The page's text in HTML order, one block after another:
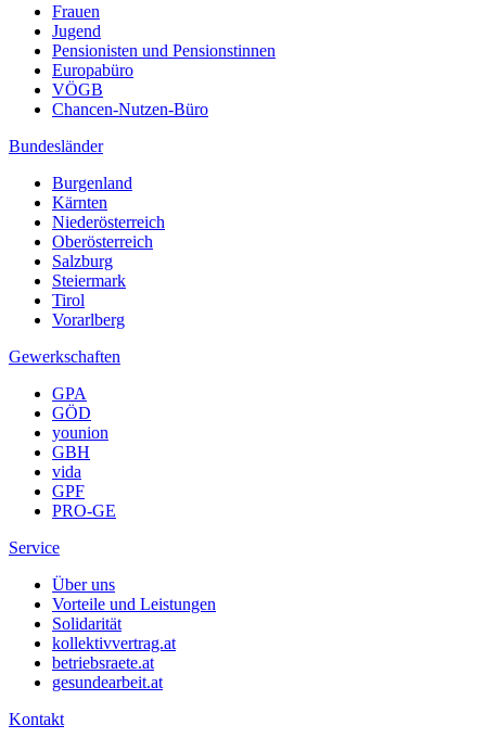
Frauen
Jugend
Pensionisten und Pensionstinnen
Europabüro
VÖGB
Chancen-Nutzen-Büro
Bundesländer
Burgenland
Kärnten
Niederösterreich
Oberösterreich
Salzburg
Steiermark
Tirol
Vorarlberg
Gewerkschaften
GPA
GÖD
younion
GBH
vida
GPF
PRO-GE
Service
Über uns
Vorteile und Leistungen
Solidarität
kollektivvertrag.at
betriebsraete.at
gesundearbeit.at
Kontakt